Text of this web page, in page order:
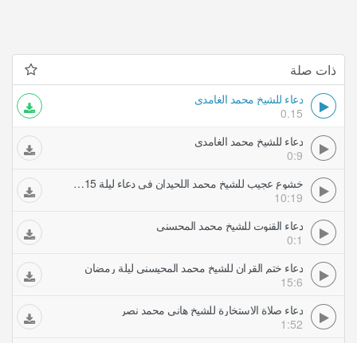
ذات صلة
دعاء للشيخ محمد الغامدي
0.15
دعاء للشيخ محمد الغامدي
0:9
خشوع عجيب للشيخ محمد اللحيدان في دعاء ليلة 15 لرمضان 1429 تلاوات خاشعة
10:19
دعاء القنوت للشيخ محمد المحسني
0:1
دعاء ختم القران للشيخ محمد المحيسني ليلة رمضان
15:6
دعاء صلاة الاستخارة للشيخ هاني محمد نصر
1:52